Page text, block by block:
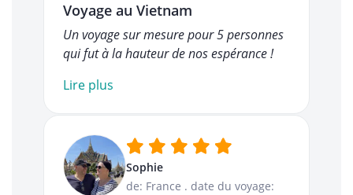
Voyage au Vietnam
Un voyage sur mesure pour 5 personnes
qui fut à la hauteur de nos espérance !
Lire plus
Sophie
de: France . date du voyage: